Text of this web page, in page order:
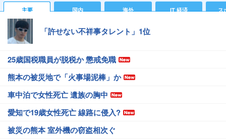
主要 国内 海外 IT 経済 ス
「許せない不祥事タレント」1位
25歳国税職員が脱税か 懲戒免職
熊本の被災地で「火事場泥棒」か
車中泊で女性死亡 遺族の胸中
愛知で19歳女性死亡 線路に侵入?
被災の熊本 室外機の窃盗相次ぐ